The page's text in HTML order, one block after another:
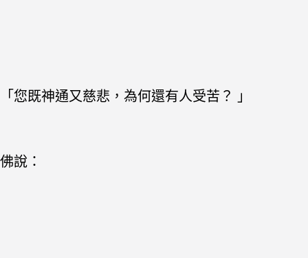
「您既神通又慈悲，為何還有人受苦？ 」
佛說：